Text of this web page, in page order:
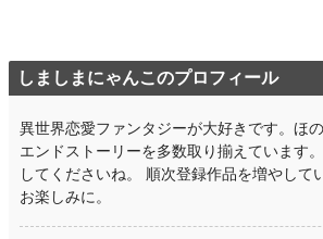
しましまにゃんこのプロフィール
異世界恋愛ファンタジーが大好きです。ほ
エンドストーリーを多数取り揃えています
してくださいね。 順次登録作品を増やして
お楽しみに。